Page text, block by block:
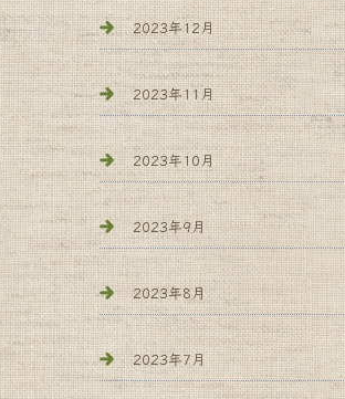
2023年12月
2023年11月
2023年10月
2023年9月
2023年8月
2023年7月